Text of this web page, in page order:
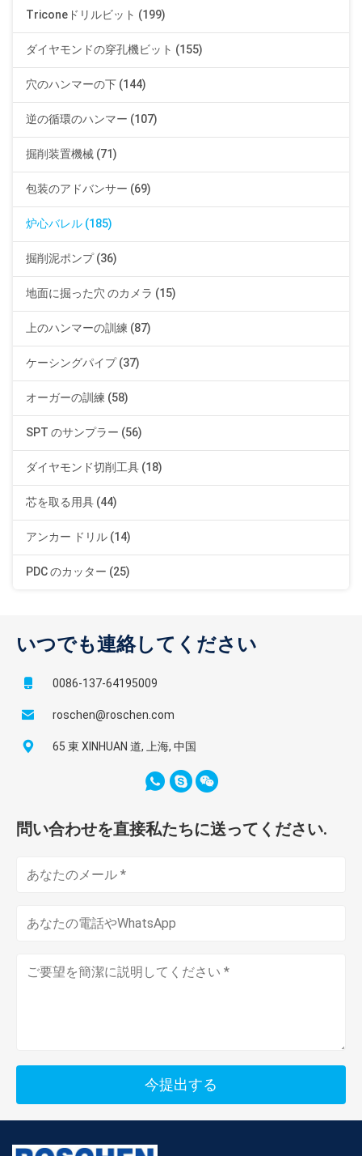
Triconeドリルビット (199)
ダイヤモンドの穿孔機ビット (155)
穴のハンマーの下 (144)
逆の循環のハンマー (107)
掘削装置機械 (71)
包装のアドバンサー (69)
炉心バレル (185)
掘削泥ポンプ (36)
地面に掘った穴 のカメラ (15)
上のハンマーの訓練 (87)
ケーシングパイプ (37)
オーガーの訓練 (58)
SPT のサンプラー (56)
ダイヤモンド切削工具 (18)
芯を取る用具 (44)
アンカー ドリル (14)
PDC のカッター (25)
いつでも連絡してください
0086-137-64195009
roschen@roschen.com
65 東 XINHUAN 道, 上海, 中国
問い合わせを直接私たちに送ってください.
今提出する